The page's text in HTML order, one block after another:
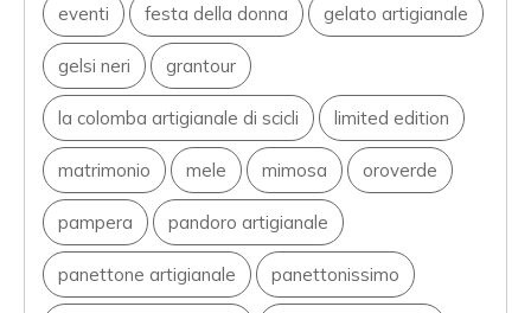
eventi festa della donna gelato artigianale
gelsi neri grantour
la colomba artigianale di scicli limited edition
matrimonio mele mimosa oroverde
pampera pandoro artigianale
panettone artigianale panettonissimo